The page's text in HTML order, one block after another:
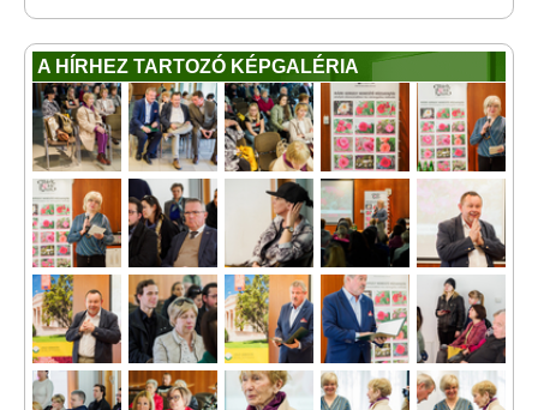
A HÍRHEZ TARTOZÓ KÉPGALÉRIA